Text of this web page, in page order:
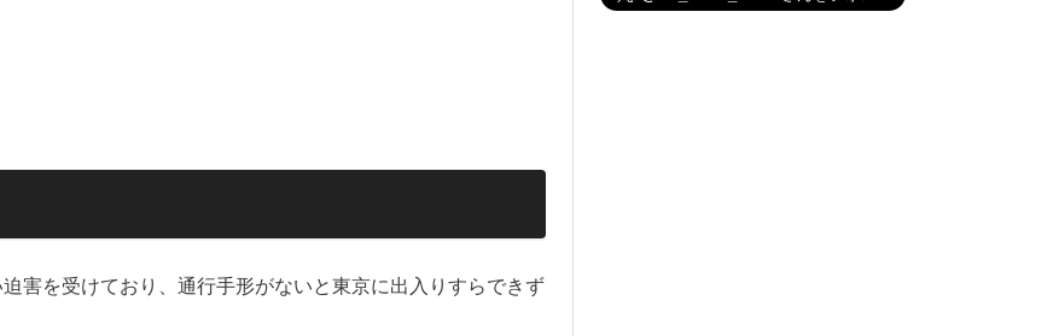
害を受けており、通行手形がないと東京に出入りすらできず